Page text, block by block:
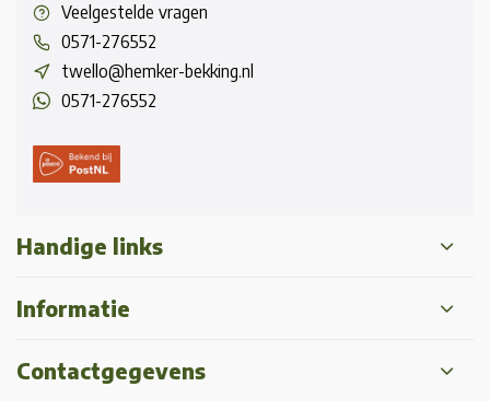
Veelgestelde vragen
0571-276552
twello@hemker-bekking.nl
0571-276552
Handige links
Informatie
Contactgegevens